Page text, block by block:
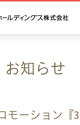
お知らせ
モーション『